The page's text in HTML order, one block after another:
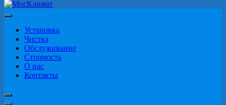
Установка
Чистка
Обслуживание
Стоимость
О нас
Контакты